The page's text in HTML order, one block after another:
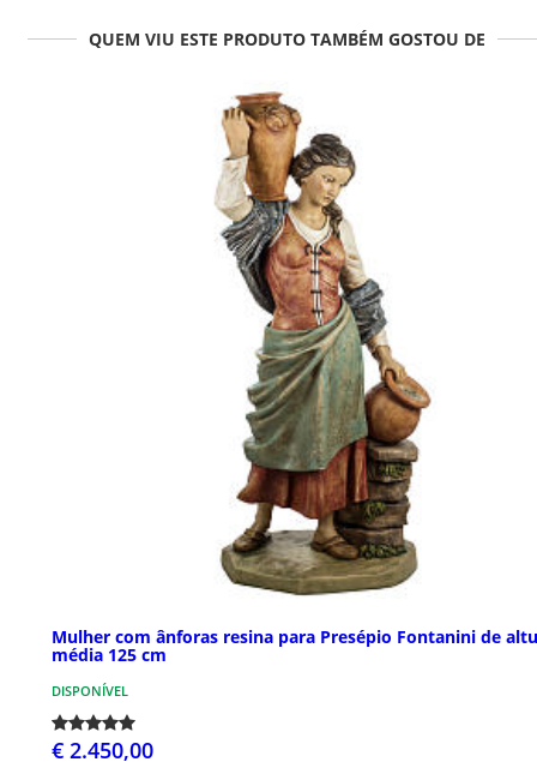
QUEM VIU ESTE PRODUTO TAMBÉM GOSTOU DE
Mulher com ânforas resina para Presépio Fontanini de
média 125 cm
DISPONÍVEL
€ 2.450,00